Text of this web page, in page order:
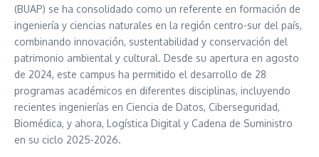
(BUAP) se ha consolidado como un referente en formación de
ingeniería y ciencias naturales en la región centro-sur del país,
combinando innovación, sustentabilidad y conservación del
patrimonio ambiental y cultural. Desde su apertura en agosto
de 2024, este campus ha permitido el desarrollo de 28
programas académicos en diferentes disciplinas, incluyendo
recientes ingenierías en Ciencia de Datos, Ciberseguridad,
Biomédica, y ahora, Logística Digital y Cadena de Suministro
en su ciclo 2025-2026.